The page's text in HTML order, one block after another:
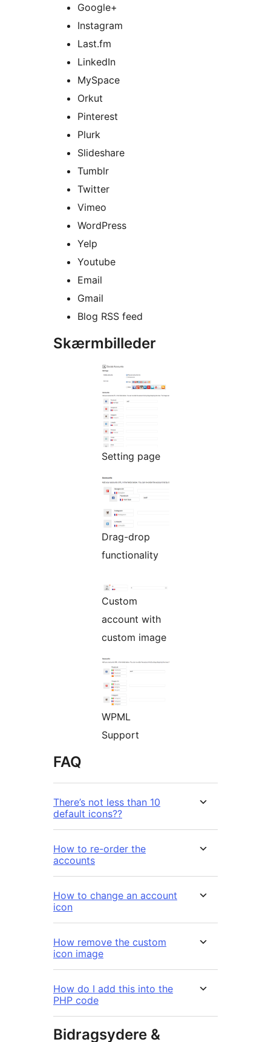
Google+
Instagram
Last.fm
LinkedIn
MySpace
Orkut
Pinterest
Plurk
Slideshare
Tumblr
Twitter
Vimeo
WordPress
Yelp
Youtube
Email
Gmail
Blog RSS feed
Skærmbilleder
Setting page
Drag-drop
functionality
Custom
account with
custom image
WPML
Support
FAQ
There’s not less than 10
default icons??
How to re-order the
accounts
How to change an account
icon
How remove the custom
icon image
How do I add this into the
PHP code
Bidragsydere &